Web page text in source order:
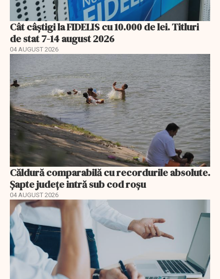
Cât câștigi la FIDELIS cu 10.000 de lei. Titluri
de stat 7-14 august 2026
04 AUGUST 2026
Căldură comparabilă cu recordurile absolute.
Șapte județe intră sub cod roșu
04 AUGUST 2026